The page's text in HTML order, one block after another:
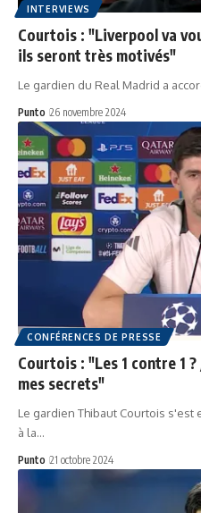
INTERVIEWS
Courtois : "Liverpool va
ils seront très motivés"
Le gardien du Real Madrid a
Punto 26 novembre 2024
CONFÉRENCES DE PRESSE
Courtois : "Les 1 contre 1
mes secrets"
Le gardien Thibaut Courtois
à la…
Punto 21 octobre 2024